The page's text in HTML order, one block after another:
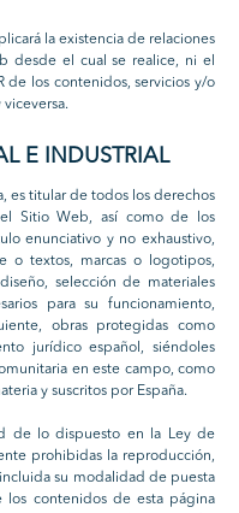
la existencia de relaciones
desde el cual se realice, ni el
de los contenidos, servicios y/o
E INDUSTRIAL
es titular de todos los derechos
Sitio Web, así como de los
enunciativo y no exhaustivo,
o textos, marcas o logotipos,
selección de materiales
para su funcionamiento,
obras protegidas como
jurídico español, siéndoles
en este campo, como
y suscritos por España.
de lo dispuesto en la Ley de
prohibidas la reproducción,
su modalidad de puesta
contenidos de esta página